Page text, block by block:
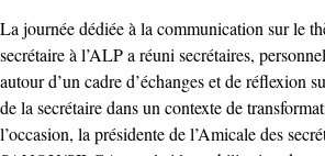
La journée dédiée à la communication sur le
secrétaire à l’ALP a réuni secrétaires,
autour d’un cadre d’échanges et de réflexion
de la secrétaire dans un contexte de
l’occasion, la présidente de l’Amicale des